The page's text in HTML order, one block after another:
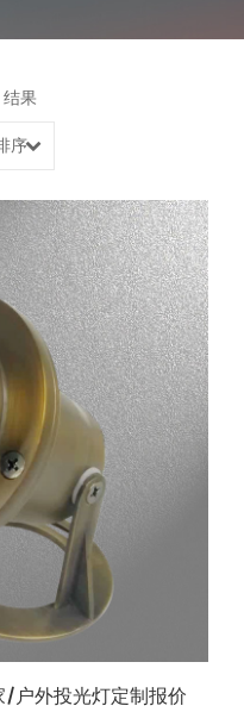
果
序
/户外投光灯定制报价